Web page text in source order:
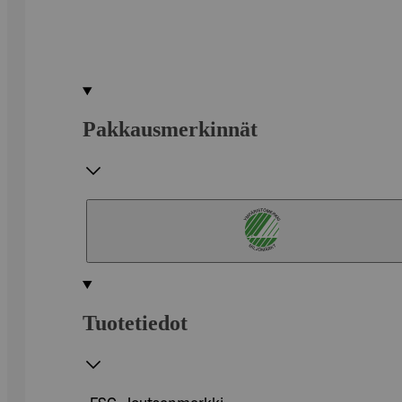
Pakkausmerkinnät
Tuotetiedot